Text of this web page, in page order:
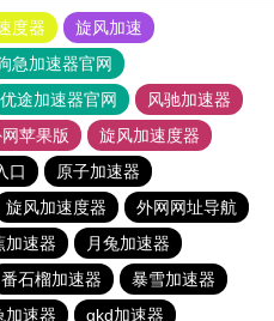
度器
旋风加速
急加速器官网
优途加速器官网
风驰加速器
苹果版
旋风加速度器
口
原子加速器
旋风加速度器
外网网址导航
加速器
月兔加速器
番石榴加速器
暴雪加速器
加速器
gkd加速器